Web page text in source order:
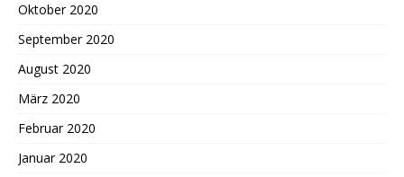
Oktober 2020
September 2020
August 2020
März 2020
Februar 2020
Januar 2020